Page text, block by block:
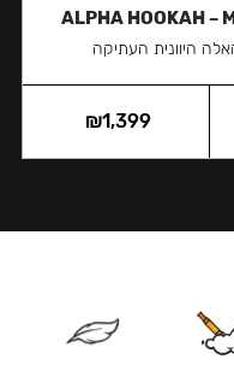
ALPHA HOOKAH –
היוונית העתיקה
₪1,399